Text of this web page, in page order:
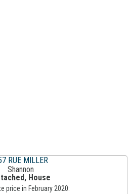
RUE MILLER
Shannon
House
price in February 2020: